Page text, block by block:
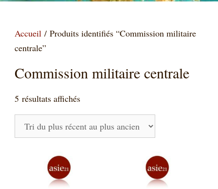
Accueil / Produits identifiés “Commission militaire
centrale”
Commission militaire centrale
5 résultats affichésTrié
du
plus
récent